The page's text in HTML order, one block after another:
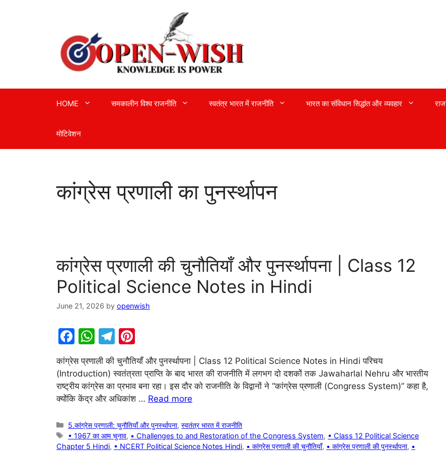
HOME समकालीन विश्व राजनीति स्वतंत्र भारत में राजनीति भारत का संविधान सिद्धांत और व्यवहार
मोटिवेशन
कांग्रेस प्रणाली का पुनर्स्थापन
कांग्रेस प्रणाली की चुनौतियाँ और पुनर्स्थापना | Class 12
Political Science Notes in Hindi
June 21, 2026 by openwish
F
c
e
b
o
W
h
at
s
A
p
T
el
e
gr
a
m
nt
er
e
st
कांग्रेस प्रणाली की चुनौतियाँ और पुनर्स्थापना | Class 12 Political Science Notes in Hindi परिचय
(Introduction) स्वतंत्रता प्राप्ति के बाद भारत की राजनीति में लगभग दो दशकों तक Jawaharlal Nehru और भारतीय
राष्ट्रीय कांग्रेस का प्रभाव बना रहा। इस दौर को राजनीति के विद्वानों ने “कांग्रेस प्रणाली (Congress System)” कहा है,
क्योंकि केंद्र और अधिकांश … Read more
Categories
5.कांग्रेस प्रणाली: चुनौतियाँ और पुनर्स्थापना,स्वतंत्र भारत में राजनीति
Tags
• 1967 का आम चुनाव, • Challenges to and Restoration of the Congress System, • Class 12 Political Science
Chapter 5 Hindi, • NCERT Political Science Notes Hindi, • कांग्रेस प्रणाली की चुनौतियाँ, • कांग्रेस प्रणाली की पुनर्स्थापना, •